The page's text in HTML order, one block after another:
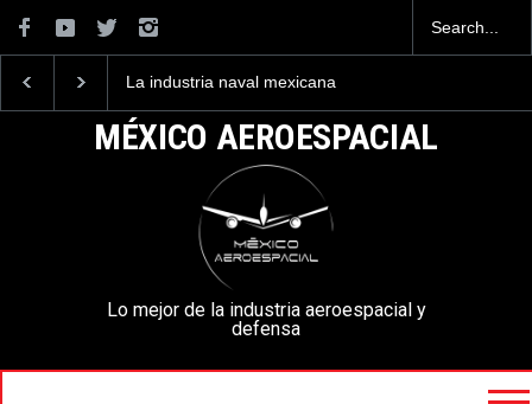
La industria naval mexicana
la Armada de México
mexicanos cuesta 2.9
millones de dólares
MÉXICO AEROESPACIAL
Lo mejor de la industria aeroespacial y
defensa